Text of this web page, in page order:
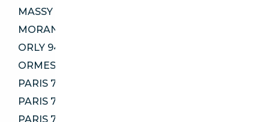
MASSY 91300
MORANGIS 91420
ORLY 94310
ORMESSON-SUR-MARNE 94490
PARIS 75011
PARIS 75014
PARIS 75116